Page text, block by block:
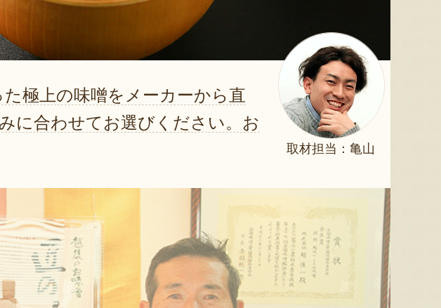
取材担当：亀山
極上の味噌をメーカーから直
に合わせてお選びください。お